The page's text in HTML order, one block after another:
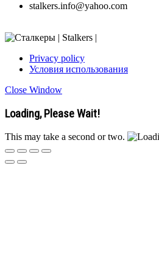
stalkers.info@yahoo.com
Privacy policy
Условия использования
Close Window
Loading, Please Wait!
This may take a second or two.